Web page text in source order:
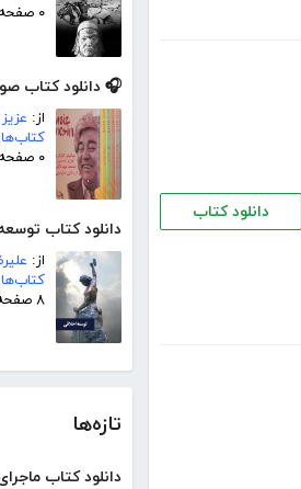
۰ صفحه
🎧 دانلود کتاب
از:
۰ صفحه
دانلود کتاب
از:
۸ صفحه
تازه‌ها
دانلود کتاب
دانلود کتاب